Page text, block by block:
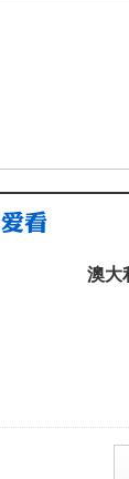
澳大